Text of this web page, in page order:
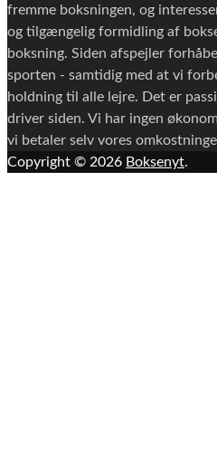
fremme boksningen, og
og tilgængelig formidling af
boksning. Siden afspejler
sporten - samtidig med at vi
holdning til alle lejre. Det er
driver siden. Vi har ingen
vi betaler selv vores
Copyright © 2026 Boksenyt.